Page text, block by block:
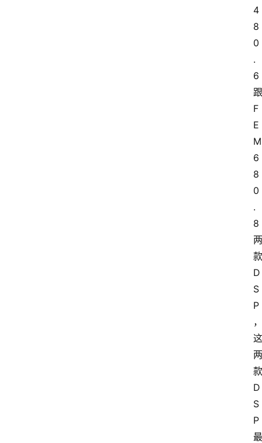
4
8
0
.
6
跟
F
E
M
6
8
0
.
8
两
款
D
S
P
，
这
两
款
D
S
P
最